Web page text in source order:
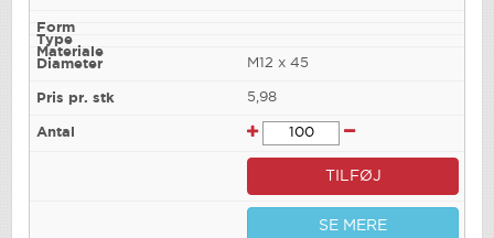
M12 x 45
5,98
TILFØJ
SE MERE